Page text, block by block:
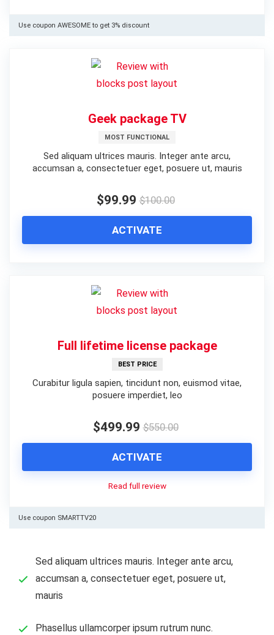
Use coupon AWESOME to get 3% discount
Geek package TV
MOST FUNCTIONAL
Sed aliquam ultrices mauris. Integer ante arcu,
accumsan a, consectetuer eget, posuere ut, mauris
$99.99 $100.00
ACTIVATE
Full lifetime license package
BEST PRICE
Curabitur ligula sapien, tincidunt non, euismod vitae,
posuere imperdiet, leo
$499.99 $550.00
ACTIVATE
Read full review
Use coupon SMARTTV20
Sed aliquam ultrices mauris. Integer ante arcu,
accumsan a, consectetuer eget, posuere ut,
mauris
Phasellus ullamcorper ipsum rutrum nunc.